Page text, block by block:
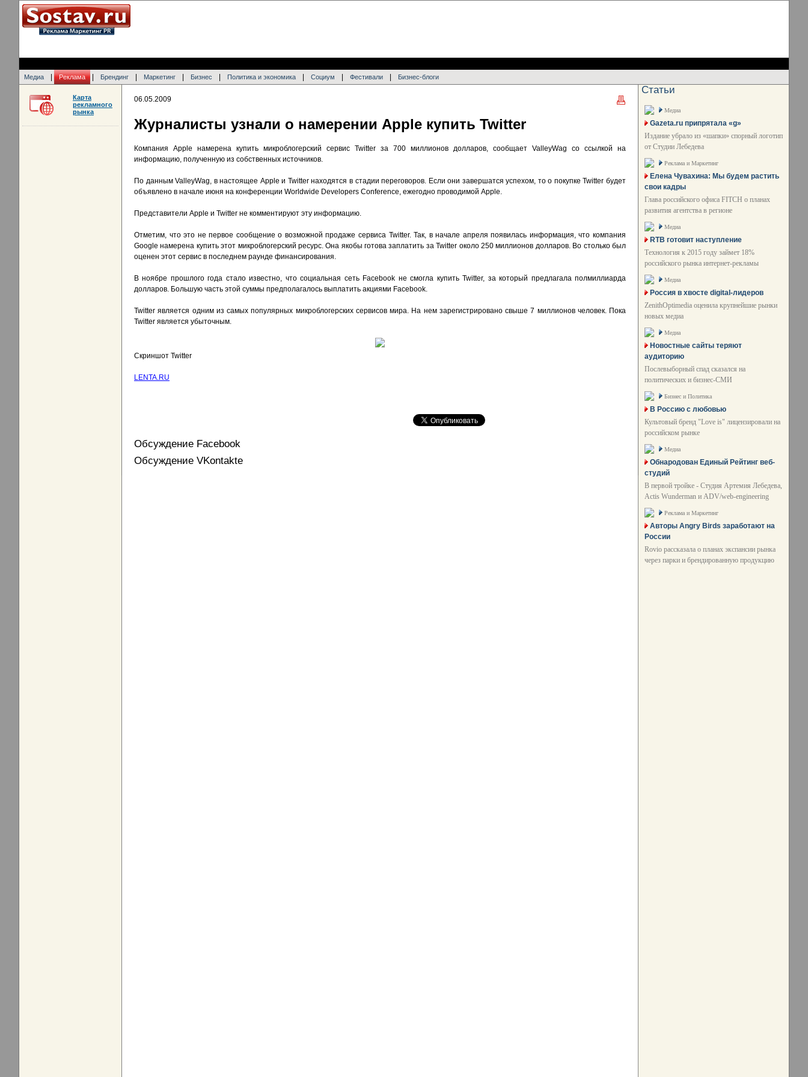
Медиа Реклама Брендинг Маркетинг Бизнес Политика и экономика Социум Фестивали Бизнес-блоги
06.05.2009
Журналисты узнали о намерении Apple купить Twitter
Компания Apple намерена купить микроблогерский сервис Twitter за 700 миллионов долларов, сообщает ValleyWag со ссылкой на
информацию, полученную из собственных источников.
По данным ValleyWag, в настоящее Apple и Twitter находятся в стадии переговоров. Если они завершатся успехом, то о покупке Twitter будет
объявлено в начале июня на конференции Worldwide Developers Conference, ежегодно проводимой Apple.
Представители Apple и Twitter не комментируют эту информацию.
Отметим, что это не первое сообщение о возможной продаже сервиса Twitter. Так, в начале апреля появилась информация, что компания
Google намерена купить этот микроблогерский ресурс. Она якобы готова заплатить за Twitter около 250 миллионов долларов. Во столько был
оценен этот сервис в последнем раунде финансирования.
В ноябре прошлого года стало известно, что социальная сеть Facebook не смогла купить Twitter, за который предлагала полмиллиарда
долларов. Большую часть этой суммы предполагалось выплатить акциями Facebook.
Twitter является одним из самых популярных микроблогерских сервисов мира. На нем зарегистрировано свыше 7 миллионов человек. Пока
Twitter является убыточным.
Скриншот Twitter
LENTA.RU
Обсуждение Facebook
Обсуждение VKontakte
Карта
рекламного
рынка
Статьи
Медиа
Gazeta.ru припрятала «g»
Издание убрало из «шапки» спорный логотип
от Студии Лебедева
Реклама и Маркетинг
Елена Чувахина: Мы будем растить
свои кадры
Глава российского офиса FITCH о планах
развития агентства в регионе
Медиа
RTB готовит наступление
Технология к 2015 году займет 18%
российского рынка интернет-рекламы
Медиа
Россия в хвосте digital-лидеров
ZenithOptimedia оценила крупнейшие рынки
новых медиа
Медиа
Новостные сайты теряют
аудиторию
Послевыборный спад сказался на
политических и бизнес-СМИ
Бизнес и Политика
В Россию с любовью
Культовый бренд "Love is" лицензировали на
российском рынке
Медиа
Обнародован Единый Рейтинг веб-
студий
В первой тройке - Студия Артемия Лебедева,
Actis Wunderman и ADV/web-engineering
Реклама и Маркетинг
Авторы Angry Birds заработают на
России
Rovio рассказала о планах экспансии рынка
через парки и брендированную продукцию